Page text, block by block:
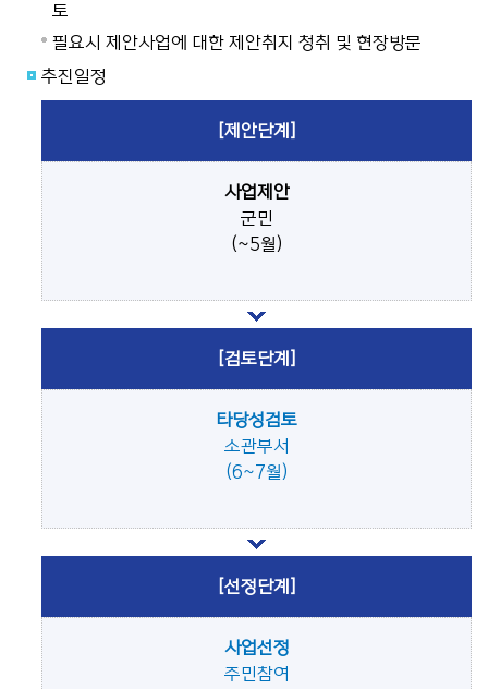
토
필요시 제안사업에 대한 제안취지 청취 및 현장방문
추진일정
[제안단계]
사업제안
군민
(~5월)
[검토단계]
타당성검토
소관부서
(6~7월)
[선정단계]
사업선정
주민참여